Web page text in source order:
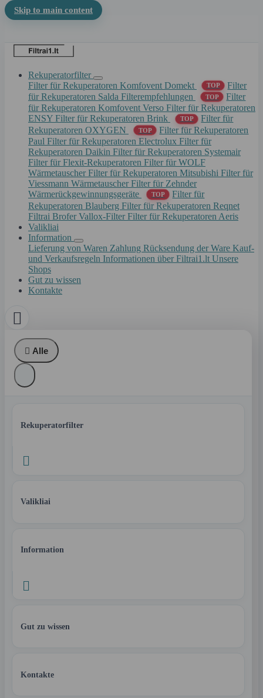
Skip to main content
Rekuperatorfilter
Filter für Rekuperatoren Komfovent Domekt
TOP
Filter
für Rekuperatoren Salda Filterempfehlungen TOP
Filter
für Rekuperatoren Komfovent Verso Filter für Rekuperatoren
ENSY Filter für Rekuperatoren Brink TOP
Filter für
Rekuperatoren OXYGEN
TOP
Filter für Rekuperatoren
Paul Filter für Rekuperatoren Electrolux Filter für
Rekuperatoren Daikin Filter für Rekuperatoren Systemair
Filter für Flexit-Rekuperatoren Filter für WOLF
Wärmetauscher Filter für Rekuperatoren Mitsubishi Filter für
Viessmann Wärmetauscher Filter für Zehnder
Wärmerückgewinnungsgeräte
TOP
Filter für
Rekuperatoren Blauberg Filter für Rekuperatoren Reqnet
Filtrai Brofer Vallox-Filter Filter für Rekuperatoren Aeris
Valikliai
Information
Lieferung von Waren Zahlung Rücksendung der Ware Kauf-
und Verkaufsregeln Informationen über Filtrai1.lt Unsere
Shops
Gut zu wissen
Kontakte

 Alle
Rekuperatorfilter

Valikliai
Information

Gut zu wissen
Kontakte